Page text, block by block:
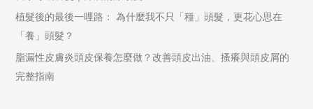
植髮後的最後一哩路： 為什麼我不只「種」頭髮，更花心思在
「養」頭髮？
脂漏性皮膚炎頭皮保養怎麼做？改善頭皮出油、搔癢與頭皮屑的
完整指南